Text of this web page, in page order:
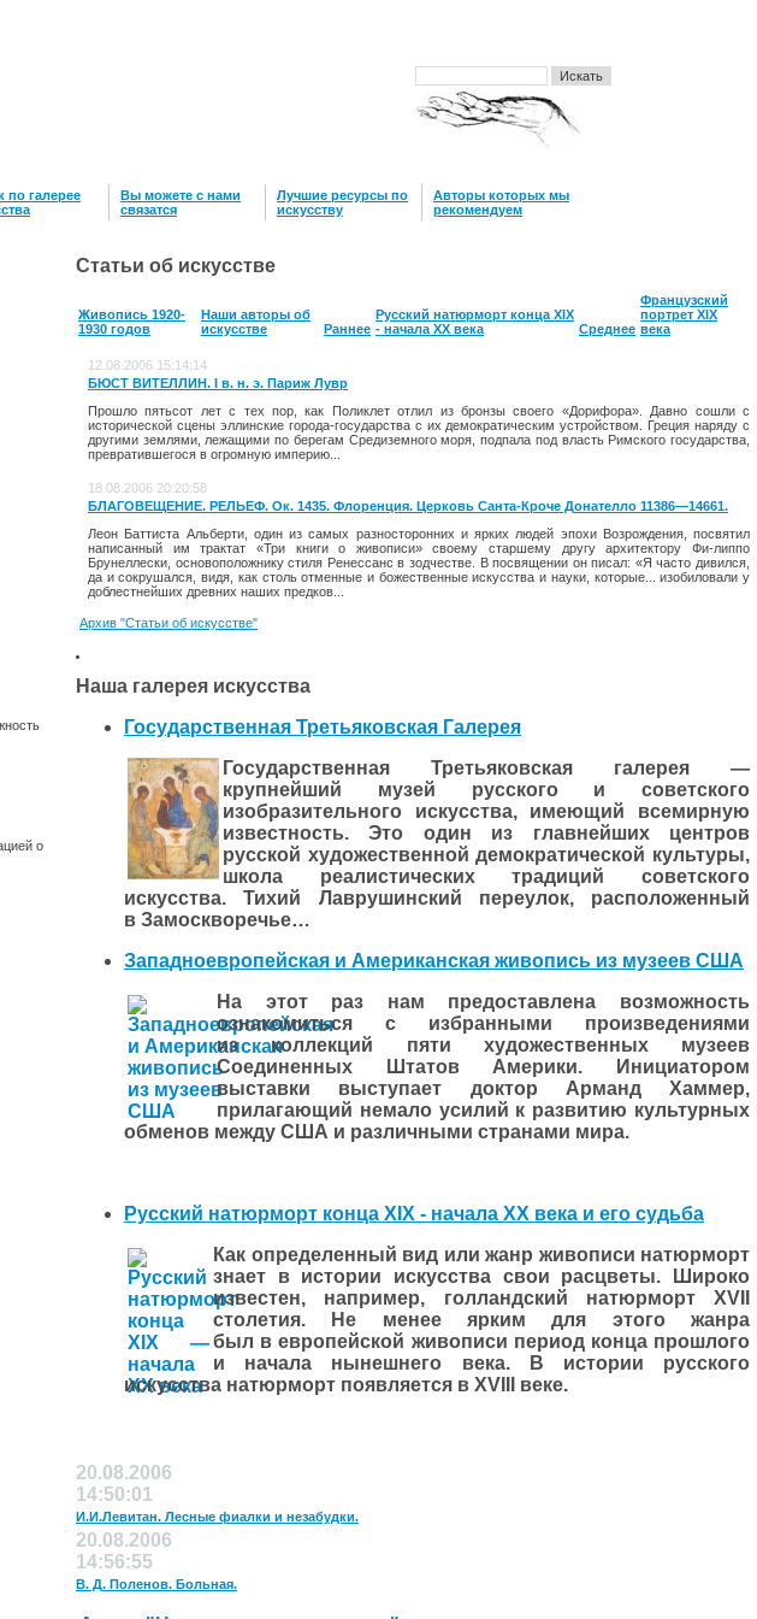
по галерее
Вы можете с нами
связатся
Лучшие ресурсы по
искусству
Авторы которых мы
рекомендуем
о
Статьи об искусстве
Живопись 1920-
1930 годов
Наши авторы об
искусстве
Раннее
Русский натюрморт конца XIX
- начала XX века
Среднее
Французский
портрет XIX
века
12.08.2006 15:14:14
БЮСТ ВИТЕЛЛИН. I в. н. э. Париж Лувр
Прошло пятьсот лет с тех пор, как Поликлет отлил из бронзы своего «Дорифора». Давно со­шли с
исторической сцены эллинские города-го­сударства с их демократическим устройством. Греция наряду с
другими землями, лежащими по берегам Средиземного моря, подпала под власть Римского государства,
превратившегося в огромную империю...
18.08.2006 20:20:58
БЛАГОВЕЩЕНИЕ. РЕЛЬЕФ. Ок. 1435. Флоренция. Церковь Санта-Кроче Донателло 11386—14661.
Леон Баттиста Альберти, один из самых разно­сторонних и ярких людей эпохи Возрождения, по­святил
написанный им трактат «Три книги о жи­вописи» своему старшему другу архитектору Фи-липпо
Брунеллески, основоположнику стиля Ре­нессанс в зодчестве. В посвящении он писал: «Я часто дивился,
да и сокрушался, видя, как столь отменные и божественные искусства и науки, ко­торые... изобиловали у
доблестнейших древних наших предков...
Архив "Статьи об искусстве"
Наша галерея искусства
Государственная Третьяковская Галерея
Государственная Третьяковская галерея —
крупнейший музей русского и советского
изобразительного искусства, имеющий всемирную
известность. Это один из главнейших центров
русской художественной демократической культуры,
школа реалистических традиций советского
искусства. Тихий Лаврушинский переулок, расположенный
в Замоскворечье…
Западноевропейская и Американская живопись из музеев США
На этот раз нам предоставлена возможность
ознакомиться с избранными произведениями
из коллекций пяти художественных музеев
Соединенных Штатов Америки. Инициатором
выставки выступает доктор Арманд Хаммер,
прилагающий немало усилий к развитию культурных
обменов между США и различными странами мира.
Русский натюрморт конца XIX - начала XX века и его судьба
Как определенный вид или жанр живописи натюрморт
знает в истории искусства свои расцветы. Широко
известен, например, голландский натюрморт XVII
столетия. Не менее ярким для этого жанра
был в европейской живописи период конца прош­лого
и начала нынешнего века. В истории русского
искусства натюрморт появляется в XVIII веке.
20.08.2006
14:50:01
И.И.Левитан. Лесные фиалки и незабудки.
20.08.2006
14:56:55
В. Д. Поленов. Больная.